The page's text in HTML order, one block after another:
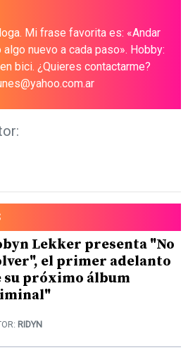
Mi frase favorita es: «Andar
nuevo a cada paso». Hobby:
bici. ¿Quieres contactarme?
Lekker presenta "No
el primer adelanto
su próximo álbum
RIDYN